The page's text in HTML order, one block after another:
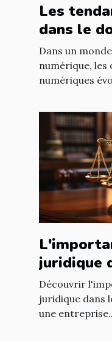
Les
dans le
et
Dans un
numérique, les
numériques
juridique
de la
Découvrir
juridique dans
une